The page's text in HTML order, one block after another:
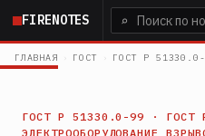
Перейти
основному
FIRENOTES ⌕
ГЛАВНАЯ › ГОСТ › ГОСТ Р 51330.0-
ГОСТ Р 51330.0-99 · ГОСТ
ЭЛЕКТРООБОРУДОВАНИЕ